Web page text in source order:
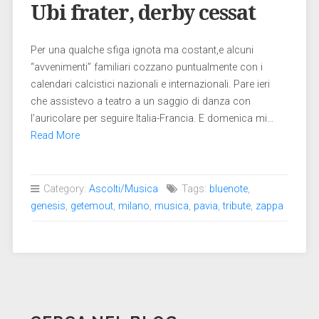
Ubi frater, derby cessat
Per una qualche sfiga ignota ma costant,e alcuni
“avvenimenti” familiari cozzano puntualmente con i
calendari calcistici nazionali e internazionali. Pare ieri
che assistevo a teatro a un saggio di danza con
l’auricolare per seguire Italia-Francia. E domenica mi…
Read More
Category: Ascolti/Musica Tags: bluenote,
genesis, getemout, milano, musica, pavia,tribute, zappa